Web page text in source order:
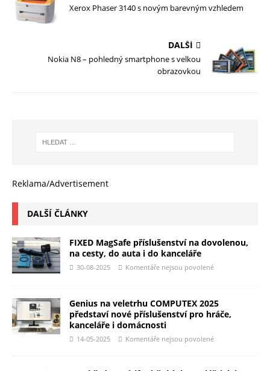
Xerox Phaser 3140 s novým barevným vzhledem
DALŠÍ
Nokia N8 – pohledný smartphone s velkou
obrazovkou
Reklama/Advertisement
DALŠÍ ČLÁNKY
FIXED MagSafe příslušenství na dovolenou,
na cesty, do auta i do kanceláře
30-08-2025 Komentáře nejsou povolené
Genius na veletrhu COMPUTEX 2025
představí nové příslušenství pro hráče,
kanceláře i domácnosti
14-05-2025 Komentáře nejsou povolené